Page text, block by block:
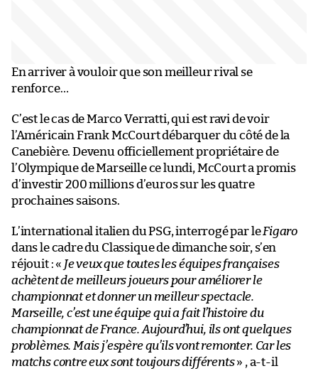
En arriver à vouloir que son meilleur rival se
renforce…
C’est le cas de Marco Verratti, qui est ravi de voir
l’Américain Frank McCourt débarquer du côté de la
Canebière. Devenu officiellement propriétaire de
l’Olympique de Marseille ce lundi, McCourt a promis
d’investir 200 millions d’euros sur les quatre
prochaines saisons.
L’international italien du PSG, interrogé par leFigaro
dans le cadre du Classique de dimanche soir, s’en
réjouit : « Je veux que toutes les équipes françaises
achètent de meilleurs joueurs pour améliorer le
championnat et donner un meilleur spectacle.
Marseille, c’est une équipe qui a fait l’histoire du
championnat de France. Aujourd’hui, ils ont quelques
problèmes. Mais j’espère qu’ils vont remonter. Car les
matchs contre eux sont toujours différents» , a-t-il